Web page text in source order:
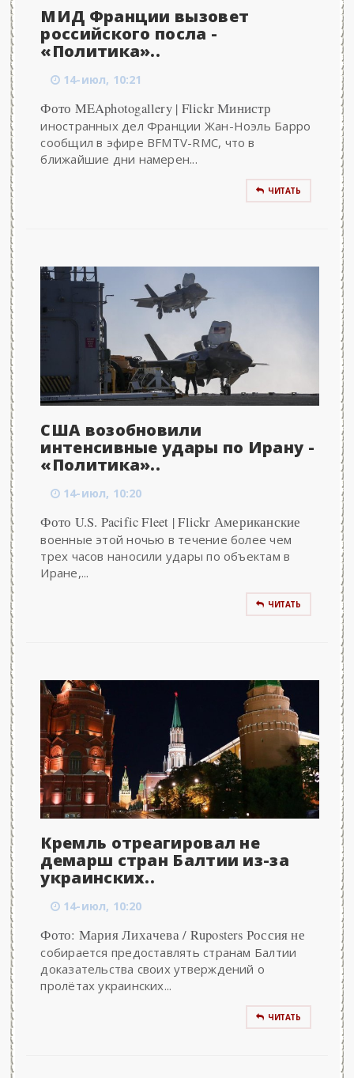
МИД Франции вызовет
российского посла -
«Политика»..
14-июл, 10:21
Фото MEAphotogallery | Flickr Министр
иностранных дел Франции Жан-Ноэль Барро
сообщил в эфире BFMTV-RMC, что в
ближайшие дни намерен...
ЧИТАТЬ
США возобновили
интенсивные удары по Ирану -
«Политика»..
14-июл, 10:20
Фото U.S. Pacific Fleet | Flickr Американские
военные этой ночью в течение более чем
трех часов наносили удары по объектам в
Иране,...
ЧИТАТЬ
Кремль отреагировал не
демарш стран Балтии из-за
украинских..
14-июл, 10:20
Фото: Мария Лихачева / Ruposters Россия не
собирается предоставлять странам Балтии
доказательства своих утверждений о
пролётах украинских...
ЧИТАТЬ